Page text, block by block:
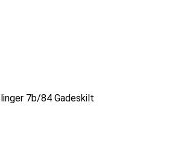
7b/84 Gadeskilt